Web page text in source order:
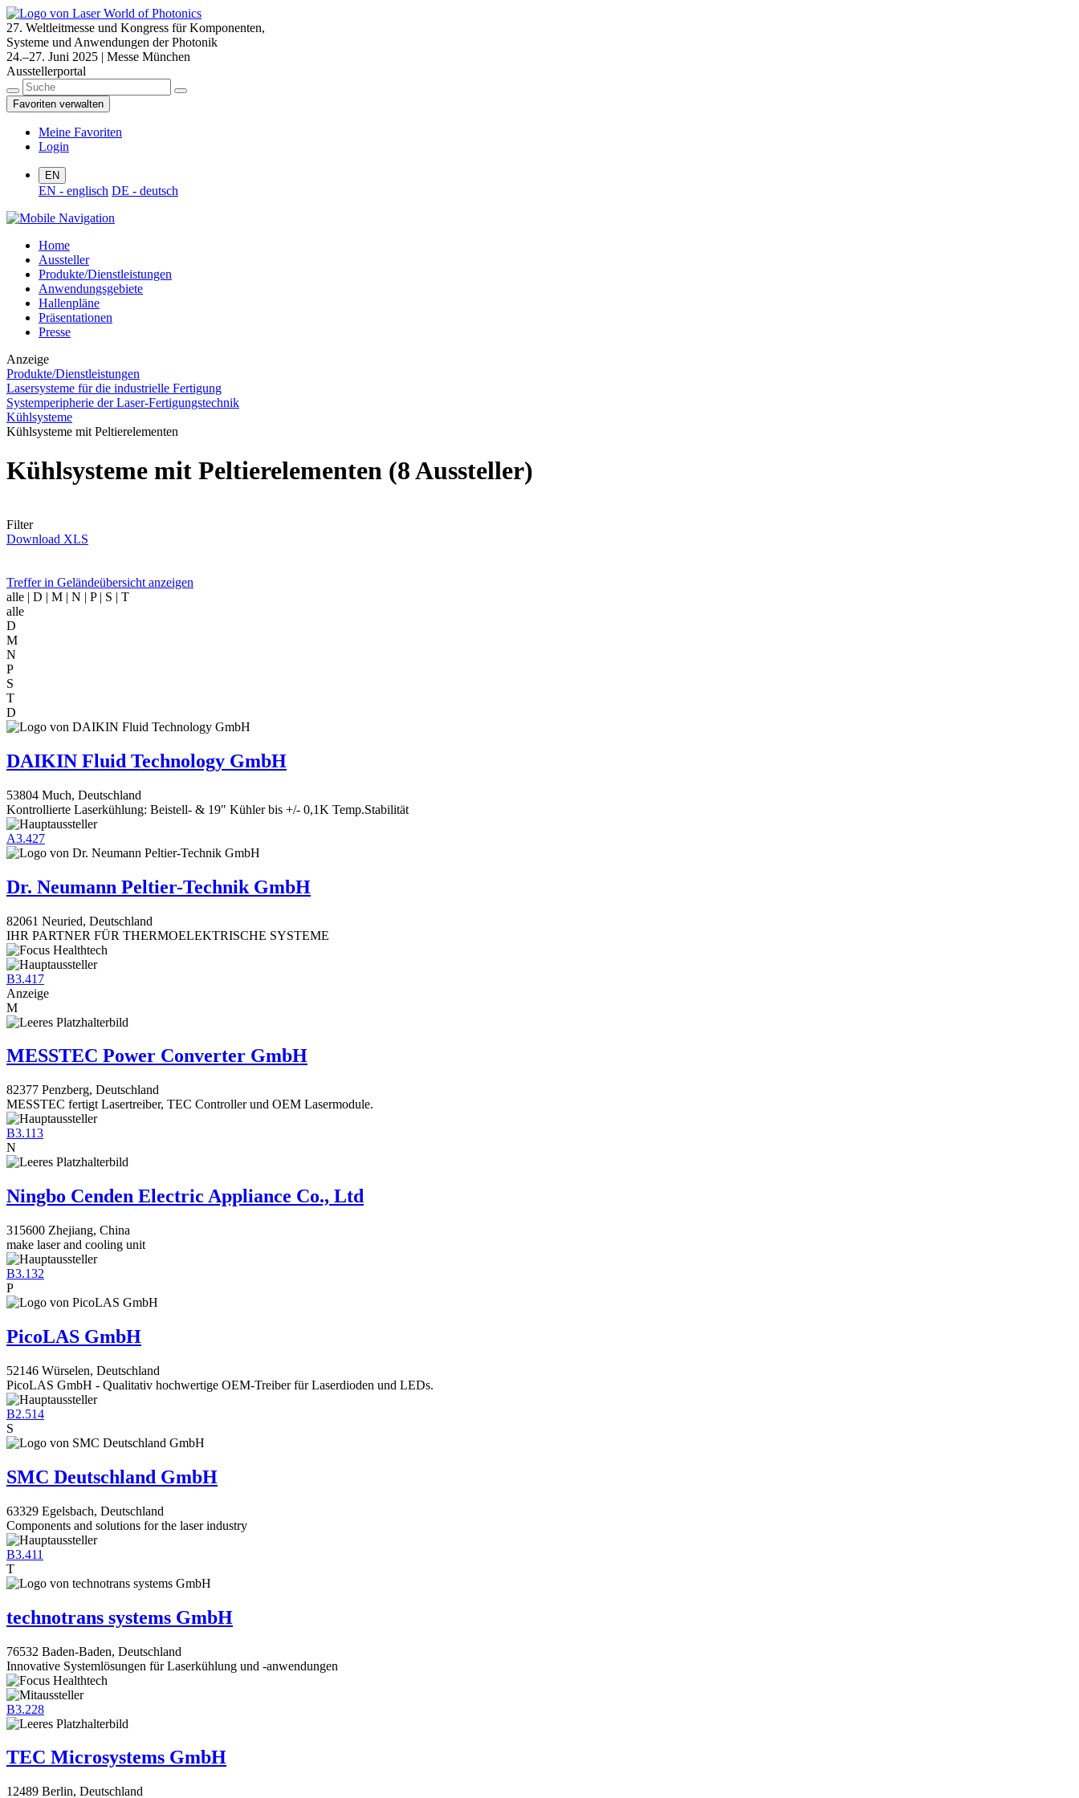
27. Weltleitmesse und Kongress für Komponenten,
Systeme und Anwendungen der Photonik
24.–27. Juni 2025 | Messe München
Ausstellerportal
Favoriten verwalten
Meine Favoriten
Login
EN
EN - englisch DE - deutsch
Home
Aussteller
Produkte/Dienstleistungen
Anwendungsgebiete
Hallenpläne
Präsentationen
Presse
Anzeige
Produkte/Dienstleistungen
Lasersysteme für die industrielle Fertigung
Systemperipherie der Laser-Fertigungstechnik
Kühlsysteme
Kühlsysteme mit Peltierelementen
Kühlsysteme mit Peltierelementen (8 Aussteller)
Filter
Download XLS
Treffer in Geländeübersicht anzeigen
alle | D | M | N | P | S | T
alle
D
M
N
P
S
T
D
DAIKIN Fluid Technology GmbH
53804 Much, Deutschland
Kontrollierte Laserkühlung: Beistell- & 19" Kühler bis +/- 0,1K Temp.Stabilität
A3.427
Dr. Neumann Peltier-Technik GmbH
82061 Neuried, Deutschland
IHR PARTNER FÜR THERMOELEKTRISCHE SYSTEME
B3.417
Anzeige
M
MESSTEC Power Converter GmbH
82377 Penzberg, Deutschland
MESSTEC fertigt Lasertreiber, TEC Controller und OEM Lasermodule.
B3.113
N
Ningbo Cenden Electric Appliance Co., Ltd
315600 Zhejiang, China
make laser and cooling unit
B3.132
P
PicoLAS GmbH
52146 Würselen, Deutschland
PicoLAS GmbH - Qualitativ hochwertige OEM-Treiber für Laserdioden und LEDs.
B2.514
S
SMC Deutschland GmbH
63329 Egelsbach, Deutschland
Components and solutions for the laser industry
B3.411
T
technotrans systems GmbH
76532 Baden-Baden, Deutschland
Innovative Systemlösungen für Laserkühlung und -anwendungen
B3.228
TEC Microsystems GmbH
12489 Berlin, Deutschland